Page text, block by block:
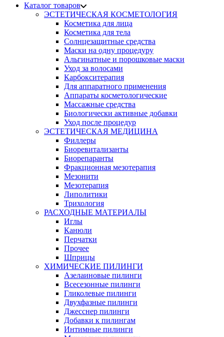
Каталог товаров
ЭСТЕТИЧЕСКАЯ КОСМЕТОЛОГИЯ
Косметика для лица
Косметика для тела
Солнцезащитные средства
Маски на одну процедуру
Альгинатные и порошковые маски
Уход за волосами
Карбокситерапия
Для аппаратного применения
Аппараты косметологические
Массажные средства
Биологически активные добавки
Уход после процедур
ЭСТЕТИЧЕСКАЯ МЕДИЦИНА
Филлеры
Биоревитализанты
Биорепаранты
Фракционная мезотерапия
Мезонити
Мезотерапия
Липолитики
Трихология
РАСХОДНЫЕ МАТЕРИАЛЫ
Иглы
Канюли
Перчатки
Прочее
Шприцы
ХИМИЧЕСКИЕ ПИЛИНГИ
Азелаиновые пилинги
Всесезонные пилинги
Гликолевые пилинги
Двухфазные пилинги
Джесснер пилинги
Добавки к пилингам
Интимные пилинги